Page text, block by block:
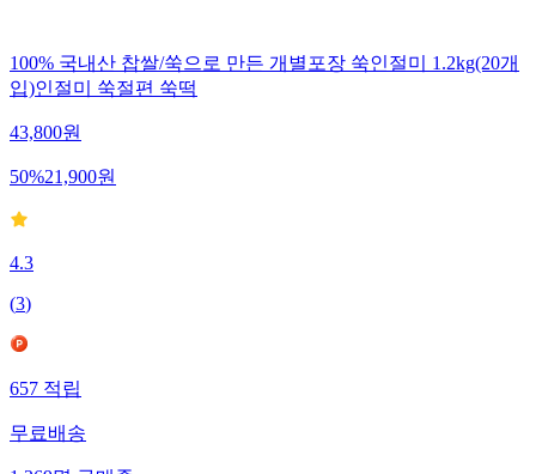
100% 국내산 찹쌀/쑥으로 만든 개별포장 쑥인절미 1.2kg(20개
입)인절미 쑥절편 쑥떡
43,800원
50%21,900원
4.3
(3)
657적립
무료배송